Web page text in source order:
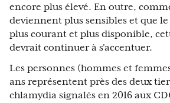
encore plus élevé. En outre,
deviennent plus sensibles et que
plus courant et plus disponible,
devrait continuer à s'accentuer.
Les personnes (hommes et
ans représentent près des deux
chlamydia signalés en 2016 aux